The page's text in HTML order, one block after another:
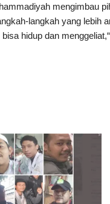
mengimbau
langkah yang lebih
hidup dan